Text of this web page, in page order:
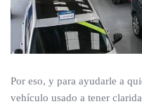
Por eso, y para ayudarle a
vehículo usado a tener